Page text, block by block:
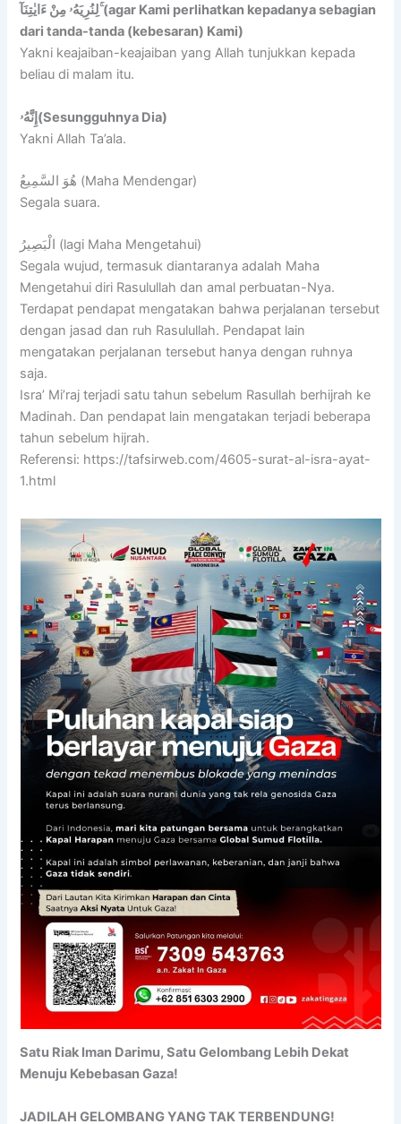
لِنُرِيَهُۥ مِنْ ءَايٰتِنَآ ۚ(agar Kami perlihatkan kepadanya sebagian
dari tanda-tanda (kebesaran) Kami)
Yakni keajaiban-keajaiban yang Allah tunjukkan kepada
beliau di malam itu.
إِنَّهُۥ(Sesungguhnya Dia)
Yakni Allah Ta’ala.
هُوَ السَّمِيعُ (Maha Mendengar)
Segala suara.
الْبَصِيرُ (lagi Maha Mengetahui)
Segala wujud, termasuk diantaranya adalah Maha
Mengetahui diri Rasulullah dan amal perbuatan-Nya.
Terdapat pendapat mengatakan bahwa perjalanan tersebut
dengan jasad dan ruh Rasulullah. Pendapat lain
mengatakan perjalanan tersebut hanya dengan ruhnya
saja.
Isra’ Mi’raj terjadi satu tahun sebelum Rasullah berhijrah ke
Madinah. Dan pendapat lain mengatakan terjadi beberapa
tahun sebelum hijrah.
Referensi: https://tafsirweb.com/4605-surat-al-isra-ayat-
1.html
Satu Riak Iman Darimu, Satu Gelombang Lebih Dekat
Menuju Kebebasan Gaza!
JADILAH GELOMBANG YANG TAK TERBENDUNG!